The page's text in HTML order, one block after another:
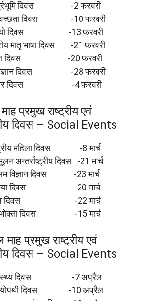
दिवस -2 फरवरी
स्वच्छता दिवस -10 फरवरी
दिवस -13 फरवरी
मातृ भाषा दिवस -21 फरवरी
दिवस -20 फरवरी
विज्ञान दिवस -28 फरवरी
कैंसर दिवस -4 फरवरी
माह प्रमुख राष्ट्रीय एवं
दिवस – Social Events
महिला दिवस -8 मार्च
अन्तर्राष्ट्रीय दिवस -21 मार्च
विज्ञान दिवस -23 मार्च
दिवस -20 मार्च
जल दिवस -22 मार्च
दिवस -15 मार्च
प्रमुख राष्ट्रीय एवं
दिवस – Social Events
दिवस -7 अप्रैल
दिवस -10 अप्रैल